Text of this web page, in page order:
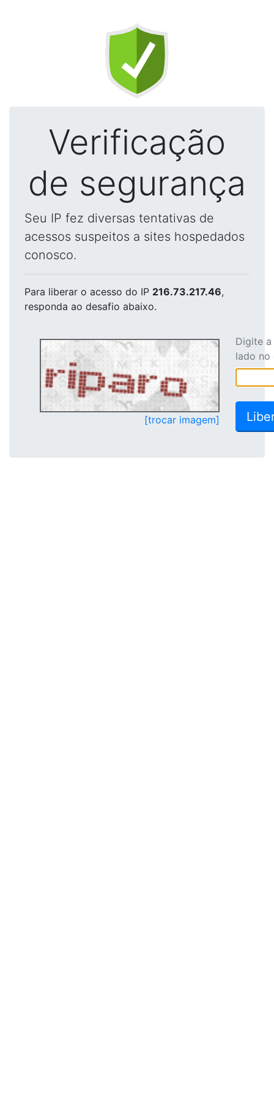
Verificação
de segurança
Seu IP fez diversas tentativas de
acessos suspeitos a sites hospedados
conosco.
Para liberar o acesso do IP 216.73.217.46,
responda ao desafio abaixo.
[trocar imagem]
Digite
lado no